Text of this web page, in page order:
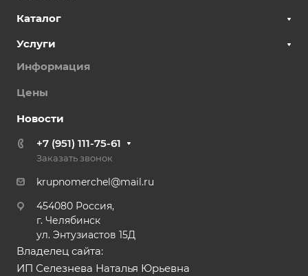
Каталог
Услуги
Информация
Цены
Новости
+7 (951) 111-75-61
Заказать звонок
krupnomerchel@mail.ru
454080 Россия,
г. Челябинск
ул. Энтузиастов 15Д
Владелец сайта:
ИП Селезнева Наталья Юрьевна